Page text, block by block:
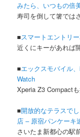
みたら、いつもの倍
寿司を倒して箸では
■スマートエントリ
近くにキーがあれば
■エックスモバイル
Watch
Xperia Z3 Compact
■開放的なテラスで
店 – 原宿パンケーキ
さいたま新都心の駅